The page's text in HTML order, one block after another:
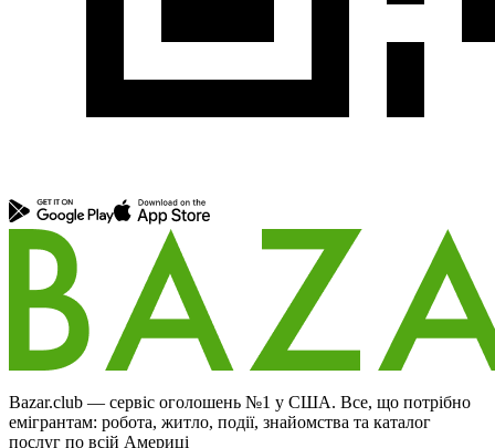
Bazar.club — сервіс оголошень №1 у США. Все, що потрібно
емігрантам: робота, житло, події, знайомства та каталог
послуг по всій Америці